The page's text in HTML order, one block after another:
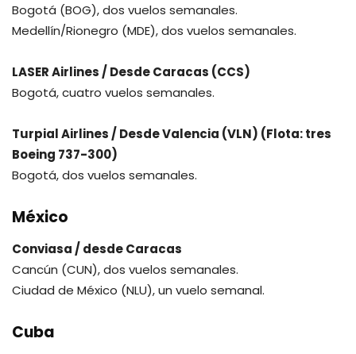
Bogotá (BOG), dos vuelos semanales.
Medellín/Rionegro (MDE), dos vuelos semanales.
LASER Airlines / Desde Caracas (CCS)
Bogotá, cuatro vuelos semanales.
Turpial Airlines / Desde Valencia (VLN) (Flota: tres
Boeing 737-300)
Bogotá, dos vuelos semanales.
México
Conviasa / desde Caracas
Cancún (CUN), dos vuelos semanales.
Ciudad de México (NLU), un vuelo semanal.
Cuba